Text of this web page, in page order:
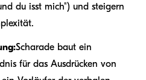
du isst mich") und steigern
Scharade baut ein
für das Ausdrücken von